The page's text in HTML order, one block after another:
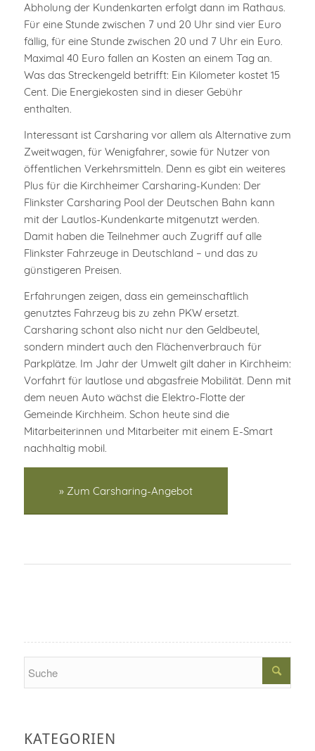
Abholung der Kundenkarten erfolgt dann im Rathaus.
Für eine Stunde zwischen 7 und 20 Uhr sind vier Euro
fällig, für eine Stunde zwischen 20 und 7 Uhr ein Euro.
Maximal 40 Euro fallen an Kosten an einem Tag an.
Was das Streckengeld betrifft: Ein Kilometer kostet 15
Cent. Die Energiekosten sind in dieser Gebühr
enthalten.
Interessant ist Carsharing vor allem als Alternative zum
Zweitwagen, für Wenigfahrer, sowie für Nutzer von
öffentlichen Verkehrsmitteln. Denn es gibt ein weiteres
Plus für die Kirchheimer Carsharing-Kunden: Der
Flinkster Carsharing Pool der Deutschen Bahn kann
mit der Lautlos-Kundenkarte mitgenutzt werden.
Damit haben die Teilnehmer auch Zugriff auf alle
Flinkster Fahrzeuge in Deutschland – und das zu
günstigeren Preisen.
Erfahrungen zeigen, dass ein gemeinschaftlich
genutztes Fahrzeug bis zu zehn PKW ersetzt.
Carsharing schont also nicht nur den Geldbeutel,
sondern mindert auch den Flächenverbrauch für
Parkplätze. Im Jahr der Umwelt gilt daher in Kirchheim:
Vorfahrt für lautlose und abgasfreie Mobilität. Denn mit
dem neuen Auto wächst die Elektro-Flotte der
Gemeinde Kirchheim. Schon heute sind die
Mitarbeiterinnen und Mitarbeiter mit einem E-Smart
nachhaltig mobil.
» Zum Carsharing-Angebot
KATEGORIEN